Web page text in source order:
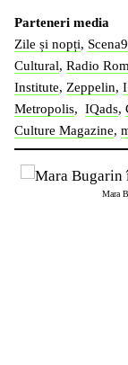
Parteneri media
Zile și nopți, Scena9
Cultural, Radio
Institute, Zeppelin,
Metropolis, IQads,
Culture Magazine,
Mara